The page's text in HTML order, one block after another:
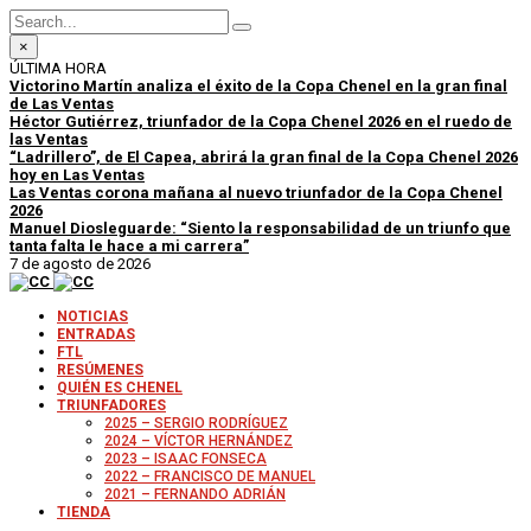
×
ÚLTIMA HORA
Victorino Martín analiza el éxito de la Copa Chenel en la gran final
de Las Ventas
Héctor Gutiérrez, triunfador de la Copa Chenel 2026 en el ruedo de
las Ventas
“Ladrillero”, de El Capea, abrirá la gran final de la Copa Chenel 2026
hoy en Las Ventas
Las Ventas corona mañana al nuevo triunfador de la Copa Chenel
2026
Manuel Diosleguarde: “Siento la responsabilidad de un triunfo que
tanta falta le hace a mi carrera”
7 de agosto de 2026
NOTICIAS
ENTRADAS
FTL
RESÚMENES
QUIÉN ES CHENEL
TRIUNFADORES
2025 – SERGIO RODRÍGUEZ
2024 – VÍCTOR HERNÁNDEZ
2023 – ISAAC FONSECA
2022 – FRANCISCO DE MANUEL
2021 – FERNANDO ADRIÁN
TIENDA